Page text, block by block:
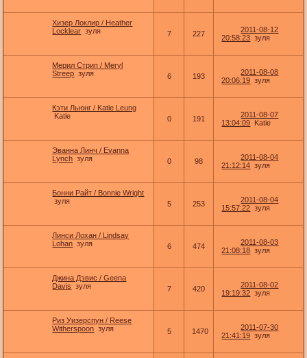
Хизер Локлир / Heather
Locklear зуля 7 227
2011-08-12
20:58:23 зуля
Мерил Стрип / Meryl
Streep зуля 6 193
2011-08-08
20:06:19 зуля
Кэти Льюнг / Katie Leung
Katie
0 191
2011-08-07
13:04:09 Katie
Эванна Линч / Evanna
Lynch зуля 0 98
2011-08-04
21:12:14 зуля
Бонни Райт / Bonnie Wright
зуля
5 253
2011-08-04
15:57:22 зуля
Линси Лохан / Lindsay
Lohan зуля 6 474
2011-08-03
21:08:18 зуля
Джина Дэвис / Geena
Davis
зуля 7 420
2011-08-02
19:19:32 зуля
Риз Уизерспун / Reese
Witherspoon зуля 5 1470
2011-07-30
21:41:19 зуля